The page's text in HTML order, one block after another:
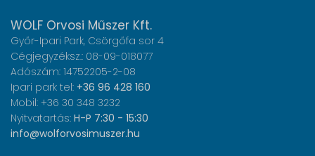
WOLF Orvosi Műszer Kft.
Győr-Ipari Park, Csörgőfa sor 4
Cégjegyzéksz.: 08-09-018077
Adószám: 14752205-2-08
Ipari park tel: +36 96 428 160
Mobil: +36 30 348 3232
Nyitvatartás: H-P 7:30 - 15:30
info@wolforvosimuszer.hu